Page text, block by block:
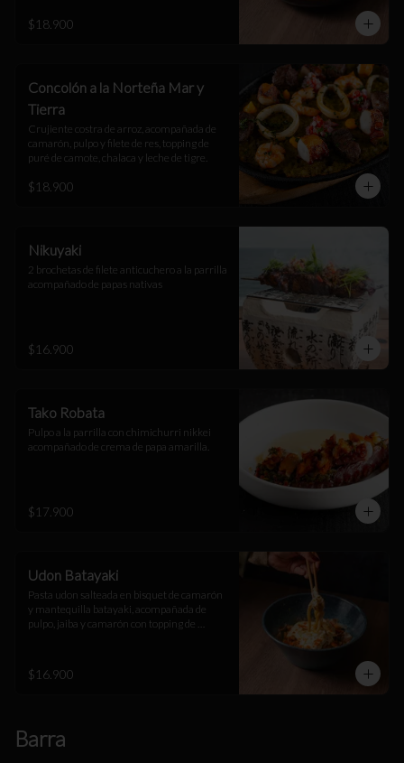
$18.900
Concolón a la Norteña Mar y
Tierra
Crujiente costra de arroz, acompañada de
camarón, pulpo y filete de res, topping de
puré de camote, chalaca y leche de tigre.
$18.900
Nikuyaki
2 brochetas de filete anticuchero a la parrilla
acompañado de papas nativas
$16.900
Tako Robata
Pulpo a la parrilla con chimichurri nikkei
acompañado de crema de papa amarilla.
$17.900
Udon Batayaki
Pasta udon salteada en bisquet de camarón
y mantequilla batayaki, acompañada de
pulpo, jaiba y camarón con topping de
$16.900
Barra